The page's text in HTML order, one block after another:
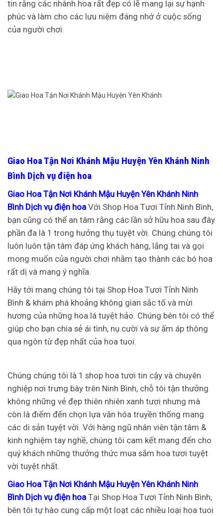
tin rằng các nhành hoa rất đẹp có lẽ mang lại sự hạnh
phúc và làm cho các lưu niệm đáng nhớ ở cuộc sống
của người chơi.
Giao Hoa Tận Nơi Khánh Mậu Huyện Yên Khánh Ninh
Bình Dịch vụ điện hoa
Giao Hoa Tận Nơi Khánh Mậu Huyện Yên Khánh Ninh
Bình Dịch vụ điện hoa Với Shop Hoa Tươi Tỉnh Ninh Bình,
bạn cũng có thể an tâm rằng các lần sở hữu hoa sau đây
phần đa là 1 trong hưởng thụ tuyệt vời. Chúng chúng tôi
luôn luôn tận tâm đáp ứng khách hàng, lắng tai và gọi
mong muốn của người chơi nhằm tạo thành các bó hoa
rất dị và mang ý nghĩa.
Hãy tới mang chúng tôi tại Shop Hoa Tươi Tỉnh Ninh
Bình & khám phá khoảng không gian sắc tố và mừi
hương của những hoa lá tuyệt hảo. Chúng bên tôi có thể
giúp cho bạn chia sẻ ái tình, nụ cười và sự ấm áp thông
qua ngôn từ đẹp nhất của hoa tuoi.
Chúng chúng tôi là 1 shop hoa tươi tin cậy và chuyên
nghiệp nơi trưng bày trên Ninh Bình, chỗ tôi tận thưởng
không những vẻ đẹp thiên nhiên xanh tươi nhưng mà
còn là điểm đến chọn lựa văn hóa truyền thống mang
các di sản tuyệt vời. Với hàng ngũ nhân viên tận tâm &
kinh nghiệm tay nghề, chúng tôi cam kết mang đến cho
quý khách những thưởng thức mua sắm hoa tươi tuyệt
vời tuyệt nhất.
Giao Hoa Tận Nơi Khánh Mậu Huyện Yên Khánh Ninh
Bình Dịch vụ điện hoa Tại Shop Hoa Tươi Tỉnh Ninh Bình,
bên tôi tự hào cung cấp một loạt các nhiều loại hoa tuoi